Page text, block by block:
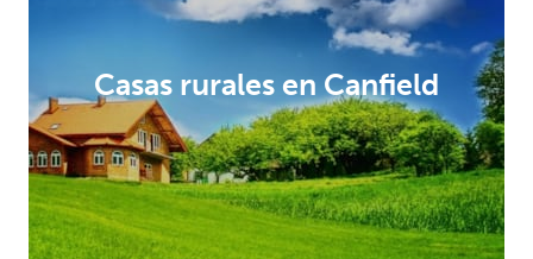
Casas rurales en Canfield